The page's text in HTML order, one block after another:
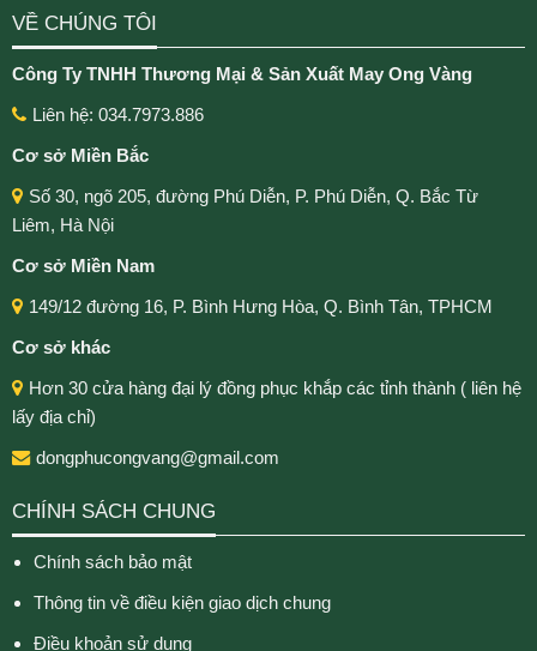
VỀ CHÚNG TÔI
Công Ty TNHH Thương Mại & Sản Xuất May Ong Vàng
Liên hệ: 034.7973.886
Cơ sở Miền Bắc
Số 30, ngõ 205, đường Phú Diễn, P. Phú Diễn, Q. Bắc Từ
Liêm, Hà Nội
Cơ sở Miền Nam
149/12 đường 16, P. Bình Hưng Hòa, Q. Bình Tân, TPHCM
Cơ sở khác
Hơn 30 cửa hàng đại lý đồng phục khắp các tỉnh thành ( liên hệ
lấy địa chỉ)
dongphucongvang@gmail.com
CHÍNH SÁCH CHUNG
Chính sách bảo mật
Thông tin về điều kiện giao dịch chung
Điều khoản sử dụng